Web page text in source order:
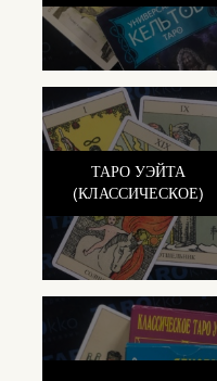
ТАРО УЭЙТА
(КЛАССИЧЕСКОЕ)